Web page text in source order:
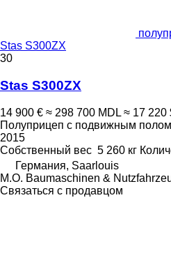
Stas S300ZX
30
Stas S300ZX
14 900 € ≈ 298 700 MDL ≈ 17 220
Полуприцеп с подвижным полом
2015
Собственный вес 5 260 кг
Германия, Saarlouis
M.O. Baumaschinen &
Связаться с продавцом